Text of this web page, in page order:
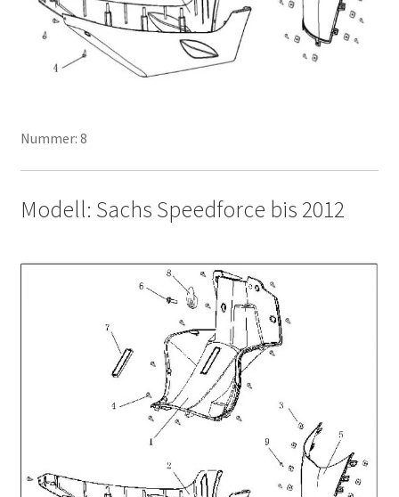
Nummer: 8
Modell: Sachs Speedforce bis 2012